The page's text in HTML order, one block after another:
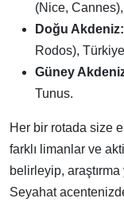
(Nice,
Doğu Akdeniz:
Rodos),
Güney
Tunus.
Her bir rotada size
farklı limanlar ve
belirleyip,
Seyahat